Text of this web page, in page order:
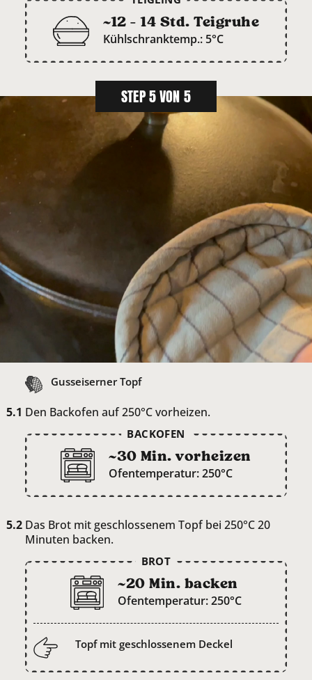
~12 - 14 Std. Teigruhe
Kühlschranktemp.: 5°C
STEP 5 VON 5
Gusseiserner Topf
Den Backofen auf 250°C vorheizen.
BACKOFEN
~30 Min. vorheizen
Ofentemperatur: 250°C
Das Brot mit geschlossenem Topf bei 250°C 20
Minuten backen.
BROT
~20 Min. backen
Ofentemperatur: 250°C
Topf mit geschlossenem Deckel